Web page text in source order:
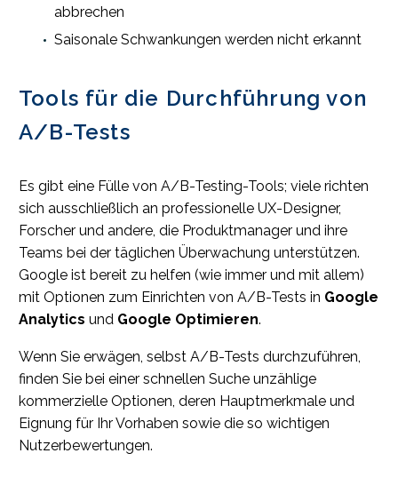
abbrechen
Saisonale Schwankungen werden nicht erkannt
Tools für die Durchführung von
A/B-Tests
Es gibt eine Fülle von A/B-Testing-Tools; viele richten
sich ausschließlich an professionelle UX-Designer,
Forscher und andere, die Produktmanager und ihre
Teams bei der täglichen Überwachung unterstützen.
Google ist bereit zu helfen (wie immer und mit allem)
mit Optionen zum Einrichten von A/B-Tests in Google
Analytics und Google Optimieren.
Wenn Sie erwägen, selbst A/B-Tests durchzuführen,
finden Sie bei einer schnellen Suche unzählige
kommerzielle Optionen, deren Hauptmerkmale und
Eignung für Ihr Vorhaben sowie die so wichtigen
Nutzerbewertungen.